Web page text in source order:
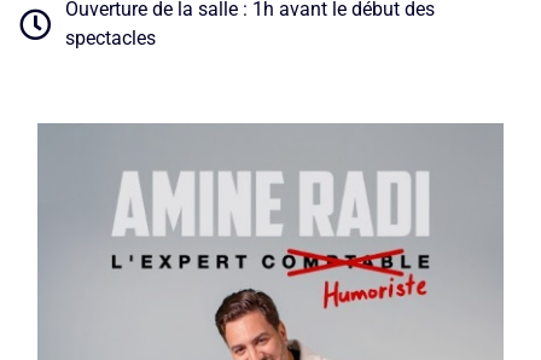
Ouverture de la salle : 1h avant le début des
spectacles